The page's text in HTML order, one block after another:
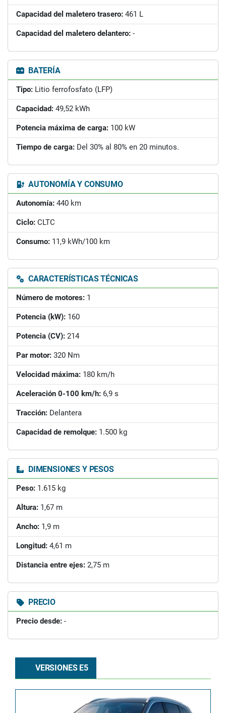
Capacidad del maletero trasero: 461 L
Capacidad del maletero delantero: -
BATERÍA
Tipo: Litio ferrofosfato (LFP)
Capacidad: 49,52 kWh
Potencia máxima de carga: 100 kW
Tiempo de carga: Del 30% al 80% en 20 minutos.
AUTONOMÍA Y CONSUMO
Autonomía: 440 km
Ciclo: CLTC
Consumo: 11,9 kWh/100 km
CARACTERÍSTICAS TÉCNICAS
Número de motores: 1
Potencia (kW): 160
Potencia (CV): 214
Par motor: 320 Nm
Velocidad máxima: 180 km/h
Aceleración 0-100 km/h: 6,9 s
Tracción: Delantera
Capacidad de remolque: 1.500 kg
DIMENSIONES Y PESOS
Peso: 1.615 kg
Altura: 1,67 m
Ancho: 1,9 m
Longitud: 4,61 m
Distancia entre ejes: 2,75 m
PRECIO
Precio desde: -
VERSIONES E5